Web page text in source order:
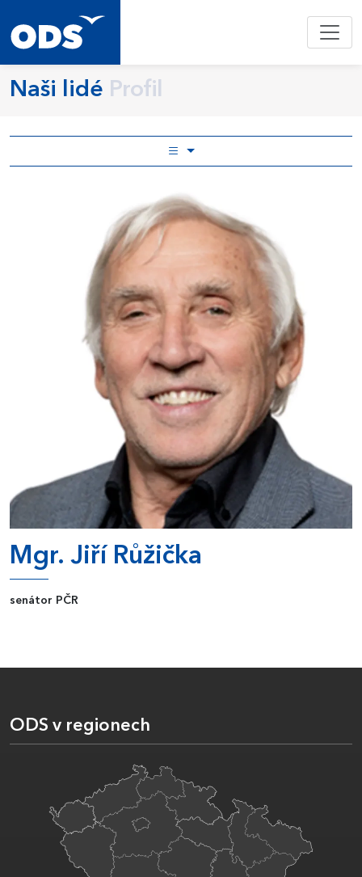
Naši lidé Profil
Mgr. Jiří Růžička
senátor PČR
ODS v regionech